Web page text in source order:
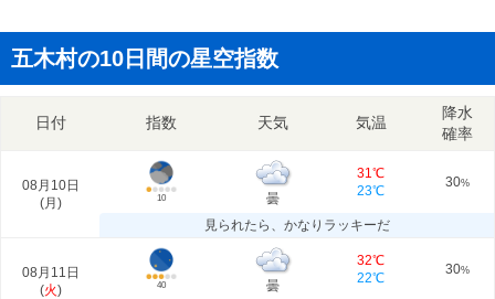
五木村の10日間の星空指数
日付 指数 天気 気温
降水
確率
08月10日
(月 ) 10 曇
31℃
23℃
30%
見られたら、かなりラッキーだ
08月11日
(火) 40 曇
32℃
22℃
30%